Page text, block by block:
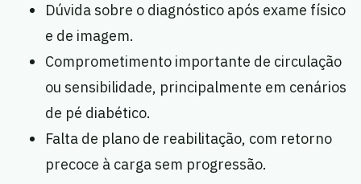
Dúvida sobre o diagnóstico após exame físico
e de imagem.
Comprometimento importante de circulação
ou sensibilidade, principalmente em cenários
de pé diabético.
Falta de plano de reabilitação, com retorno
precoce à carga sem progressão.